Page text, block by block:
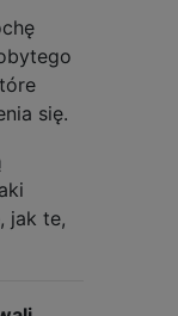
się.
jak te,